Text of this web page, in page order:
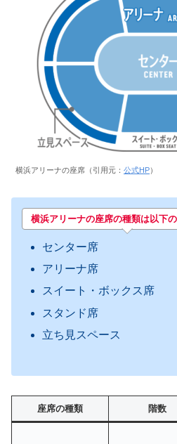
横浜アリーナの座席（引用元： 公式HP）
横浜アリーナの座席の種類は以下の
センター席
アリーナ席
スイート・ボックス席
スタンド席
立ち見スペース
座席の種類 階数